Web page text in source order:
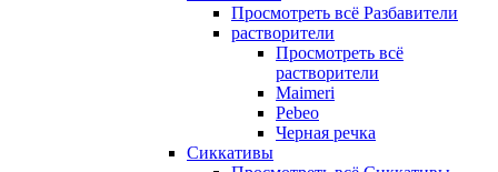
Просмотреть всё Разбавители
растворители
Просмотреть всё
растворители
Maimeri
Pebeo
Черная речка
Сиккативы